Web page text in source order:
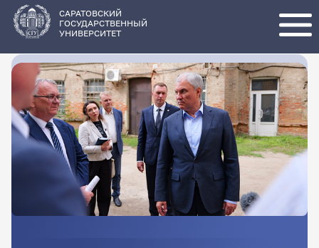
основному
содержанию
САРАТОВСКИЙ
ГОСУДАРСТВЕННЫЙ
УНИВЕРСИТЕТ